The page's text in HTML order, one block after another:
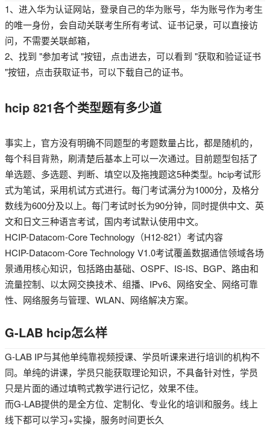
1、进入华为认证网站，登录自己的华为账号，华为账号作为考生
的唯一身份，会自动关联考生所有考试、证书记录，可以直接访
问，不需要关联邮箱，
2、找到 "参加考试 "按钮，点击进去，可以看到 "获取和验证证书
"按钮，点击获取证书，可以下载自己的证书。
hcip 821各个类型题有多少道
事实上，官方没有明确不同题型的考题数量占比，都是随机的，
每个科目背熟，刷清楚后基本上可以一次通过。目前题型包括了
单选题、多选题、判断、填空以及拖拽题这5种类型。hcip考试形
式为笔试，采用机试方式进行。每门考试满分为1000分，及格分
数线为600分及以上。每门考试时长为90分钟，同时提供中文、英
文和日文三种语言考试，国内考试默认使用中文。
HCIP-Datacom-Core Technology（H12-821）考试内容
HCIP-Datacom-Core Technology V1.0考试覆盖数据通信领域各场
景通用核心知识，包括路由基础、OSPF、IS-IS、BGP、路由和
流量控制、以太网交换技术、组播、IPv6、网络安全、网络可靠
性、网络服务与管理、WLAN、网络解决方案。
G-LAB hcip怎么样
G-LAB IP与其他单纯靠视频授课、学员听课来进行培训的机构不
同。单纯的讲课，学员只能获取理论知识，不具备针对性，学员
只是片面的通过填鸭式教学进行记忆，效果不佳。
而G-LAB提供的是全方位、定制化、专业化的培训和服务。线上
线下都可以学习+实操，服务时间更长久